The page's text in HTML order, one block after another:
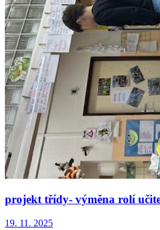
projekt třídy- výměna rolí
19. 11. 2025